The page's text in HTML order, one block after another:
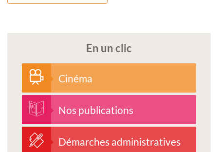
En un clic
Cinéma
Nos publications
Démarches administratives